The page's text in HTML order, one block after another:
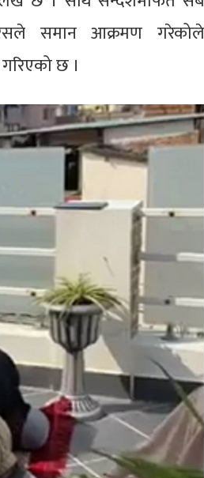
समान आक्रमण गरेकोले
छ ।